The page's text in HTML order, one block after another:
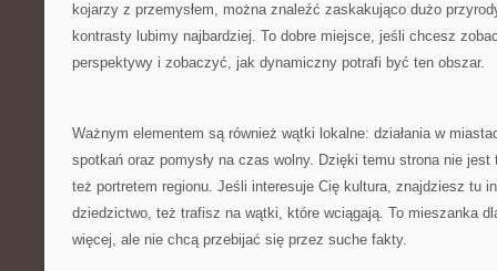
kojarzy z przemysłem, można znaleźć zaskakująco dużo
kontrasty lubimy najbardziej. To dobre miejsce, jeśli chcesz
perspektywy i zobaczyć, jak dynamiczny potrafi być ten obszar.
Ważnym elementem są również wątki lokalne: działania w
spotkań oraz pomysły na czas wolny. Dzięki temu strona nie
też portretem regionu. Jeśli interesuje Cię kultura, znajdziesz tu
dziedzictwo, też trafisz na wątki, które wciągają. To mieszanka
więcej, ale nie chcą przebijać się przez suche fakty.